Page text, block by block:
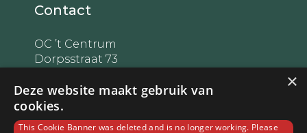
Contact
OC ’t Centrum
Dorpsstraat 73
BE0462472244
anke@t-centrum.be
×
Deze website maakt gebruik van
cookies.
This Cookie Banner was deleted and is no longer working. Please